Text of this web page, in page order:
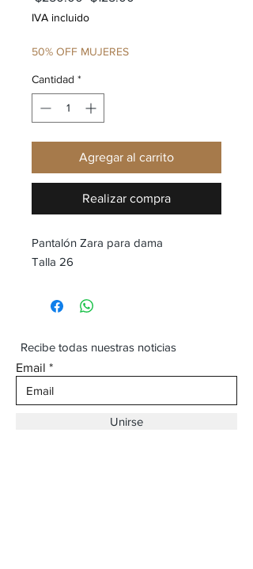
IVA incluido
50% OFF MUJERES
Cantidad *
Agregar al carrito
Realizar compra
Pantalón Zara para dama
Talla 26
Recibe todas nuestras noticias
Email
Unirse